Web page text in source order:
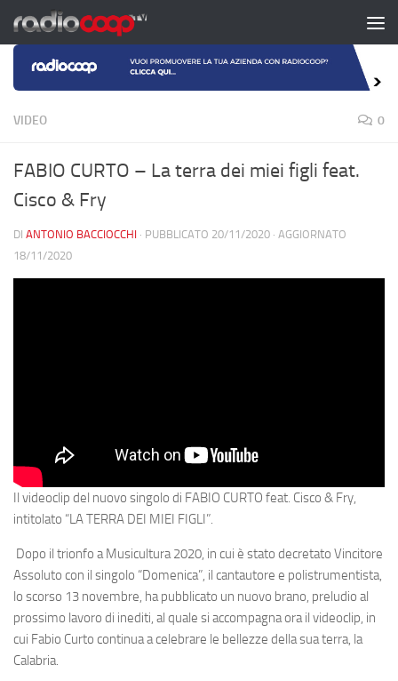
Salta al contenuto
VIDEO 0
FABIO CURTO – La terra dei miei figli feat.
Cisco & Fry
DI ANTONIO BACCIOCCHI · PUBBLICATO 20/11/2020 · AGGIORNATO
18/11/2020
Il videoclip del nuovo singolo di FABIO CURTO feat. Cisco & Fry,
intitolato “LA TERRA DEI MIEI FIGLI”.
Dopo il trionfo a Musicultura 2020, in cui è stato decretato Vincitore
Assoluto con il singolo “Domenica”, il cantautore e polistrumentista,
lo scorso 13 novembre, ha pubblicato un nuovo brano, preludio al
prossimo lavoro di inediti, al quale si accompagna ora il videoclip, in
cui Fabio Curto continua a celebrare le bellezze della sua terra, la
Calabria.